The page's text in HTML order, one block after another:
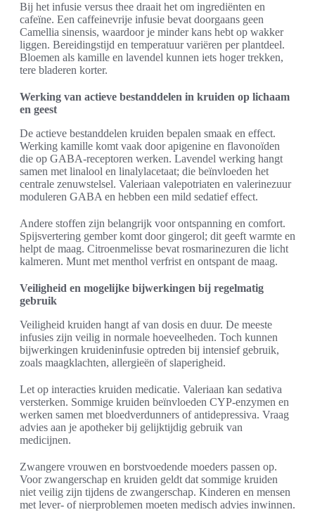
Bij het infusie versus thee draait het om ingrediënten en
cafeïne. Een caffeinevrije infusie bevat doorgaans geen
Camellia sinensis, waardoor je minder kans hebt op wakker
liggen. Bereidingstijd en temperatuur variëren per plantdeel.
Bloemen als kamille en lavendel kunnen iets hoger trekken,
tere bladeren korter.
Werking van actieve bestanddelen in kruiden op lichaam
en geest
De actieve bestanddelen kruiden bepalen smaak en effect.
Werking kamille komt vaak door apigenine en flavonoïden
die op GABA-receptoren werken. Lavendel werking hangt
samen met linalool en linalylacetaat; die beïnvloeden het
centrale zenuwstelsel. Valeriaan valepotriaten en valerinezuur
moduleren GABA en hebben een mild sedatief effect.
Andere stoffen zijn belangrijk voor ontspanning en comfort.
Spijsvertering gember komt door gingerol; dit geeft warmte en
helpt de maag. Citroenmelisse bevat rosmarinezuren die licht
kalmeren. Munt met menthol verfrist en ontspant de maag.
Veiligheid en mogelijke bijwerkingen bij regelmatig
gebruik
Veiligheid kruiden hangt af van dosis en duur. De meeste
infusies zijn veilig in normale hoeveelheden. Toch kunnen
bijwerkingen kruideninfusie optreden bij intensief gebruik,
zoals maagklachten, allergieën of slaperigheid.
Let op interacties kruiden medicatie. Valeriaan kan sedativa
versterken. Sommige kruiden beïnvloeden CYP-enzymen en
werken samen met bloedverdunners of antidepressiva. Vraag
advies aan je apotheker bij gelijktijdig gebruik van
medicijnen.
Zwangere vrouwen en borstvoedende moeders passen op.
Voor zwangerschap en kruiden geldt dat sommige kruiden
niet veilig zijn tijdens de zwangerschap. Kinderen en mensen
met lever- of nierproblemen moeten medisch advies inwinnen.